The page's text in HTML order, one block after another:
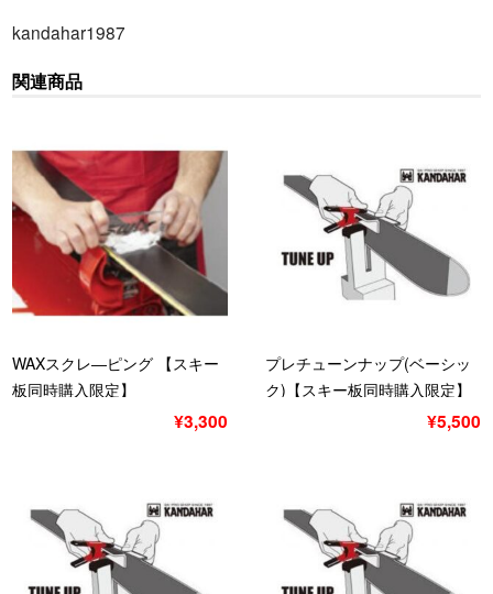
kandahar1987
関連商品
WAXスクレ―ピング 【スキー
板同時購入限定】
¥3,300
プレチューンナップ(ベーシッ
ク)【スキー板同時購入限定】
¥5,500